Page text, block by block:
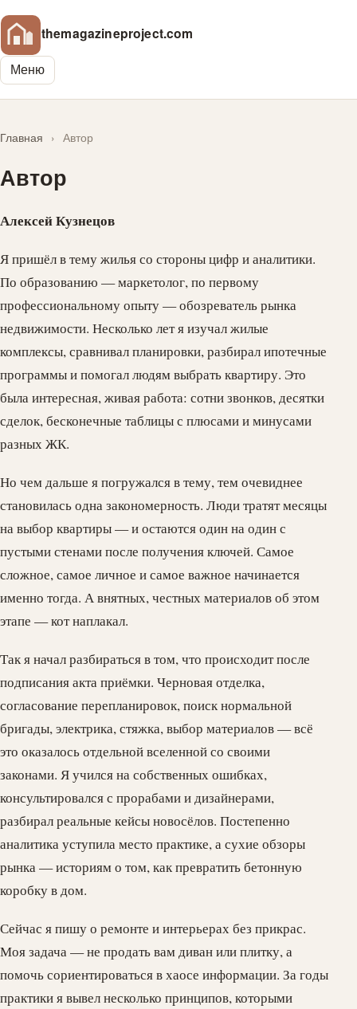
themagazineproject.com
Меню
Главная › Автор
Автор
Алексей Кузнецов
Я пришёл в тему жилья со стороны цифр и аналитики.
По образованию — маркетолог, по первому
профессиональному опыту — обозреватель рынка
недвижимости. Несколько лет я изучал жилые
комплексы, сравнивал планировки, разбирал ипотечные
программы и помогал людям выбрать квартиру. Это
была интересная, живая работа: сотни звонков, десятки
сделок, бесконечные таблицы с плюсами и минусами
разных ЖК.
Но чем дальше я погружался в тему, тем очевиднее
становилась одна закономерность. Люди тратят месяцы
на выбор квартиры — и остаются один на один с
пустыми стенами после получения ключей. Самое
сложное, самое личное и самое важное начинается
именно тогда. А внятных, честных материалов об этом
этапе — кот наплакал.
Так я начал разбираться в том, что происходит после
подписания акта приёмки. Черновая отделка,
согласование перепланировок, поиск нормальной
бригады, электрика, стяжка, выбор материалов — всё
это оказалось отдельной вселенной со своими
законами. Я учился на собственных ошибках,
консультировался с прорабами и дизайнерами,
разбирал реальные кейсы новосёлов. Постепенно
аналитика уступила место практике, а сухие обзоры
рынка — историям о том, как превратить бетонную
коробку в дом.
Сейчас я пишу о ремонте и интерьерах без прикрас.
Моя задача — не продать вам диван или плитку, а
помочь сориентироваться в хаосе информации. За годы
практики я вывел несколько принципов, которыми